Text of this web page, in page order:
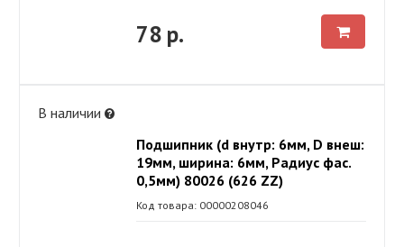
78 р.
В наличии
Подшипник (d внутр: 6мм, D внеш:
19мм, ширина: 6мм, Радиус фас.
0,5мм) 80026 (626 ZZ)
Код товара: 00000208046